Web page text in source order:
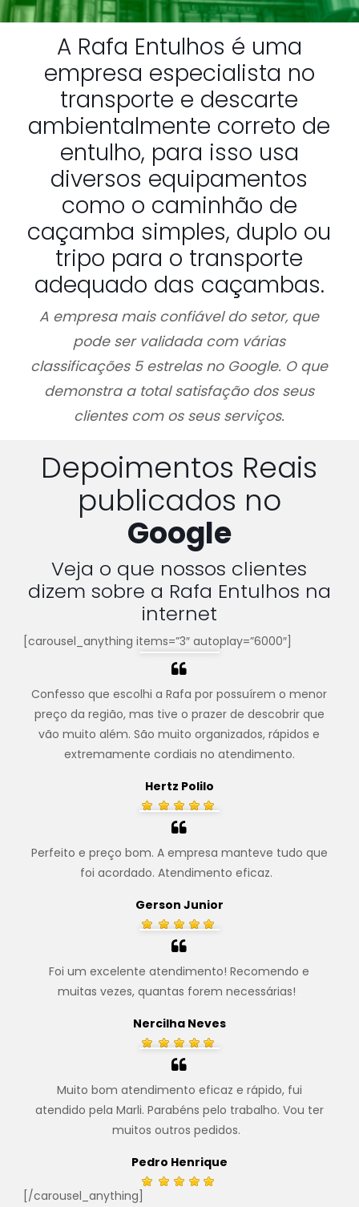
A Rafa Entulhos é uma
empresa especialista no
transporte e descarte
ambientalmente correto de
entulho, para isso usa
diversos equipamentos
como o caminhão de
caçamba simples, duplo ou
tripo para o transporte
adequado das caçambas.
A empresa mais confiável do setor, que
pode ser validada com várias
classificações 5 estrelas no Google. O que
demonstra a total satisfação dos seus
clientes com os seus serviços.
Depoimentos Reais
publicados no
Google
Veja o que nossos clientes
dizem sobre a Rafa Entulhos na
internet
[carousel_anything items=”3″ autoplay=”6000″]
Confesso que escolhi a Rafa por possuírem o menor
preço da região, mas tive o prazer de descobrir que
vão muito além. São muito organizados, rápidos e
extremamente cordiais no atendimento.
Hertz Polilo
Perfeito e preço bom. A empresa manteve tudo que
foi acordado. Atendimento eficaz.
Gerson Junior
Foi um excelente atendimento! Recomendo e
muitas vezes, quantas forem necessárias!
Nercilha Neves
Muito bom atendimento eficaz e rápido, fui
atendido pela Marli. Parabéns pelo trabalho. Vou ter
muitos outros pedidos.
Pedro Henrique
[/carousel_anything]